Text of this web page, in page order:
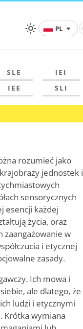
PL
SLE
IEI
IEE SLI
rozumieć jako
jednostek i
sensorycznych
esencji każdej
życia, oraz
w
i etycznej
zasady.
Ich mowa i
ale dlatego, że
ludzi i etycznymi
Krótka wymiana